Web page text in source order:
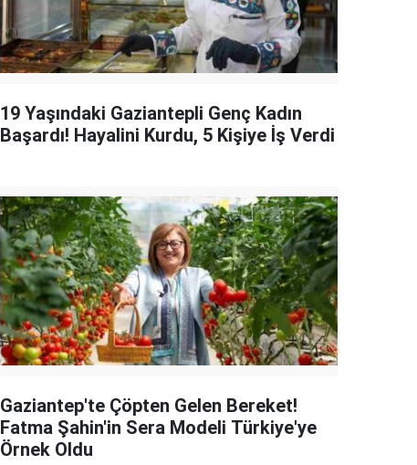
19 Yaşındaki Gaziantepli Genç Kadın
Başardı! Hayalini Kurdu, 5 Kişiye İş Verdi
Gaziantep'te Çöpten Gelen Bereket!
Fatma Şahin'in Sera Modeli Türkiye'ye
Örnek Oldu